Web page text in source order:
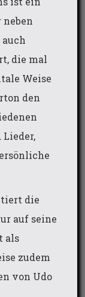
neben
die mal
Weise
den
Lieder,
die
auf seine
als
zudem
von Udo